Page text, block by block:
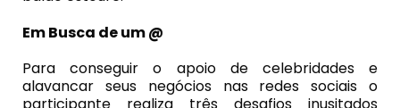
Em Busca de um @
Para conseguir o apoio de celebridades e
alavancar seus negócios nas redes sociais o